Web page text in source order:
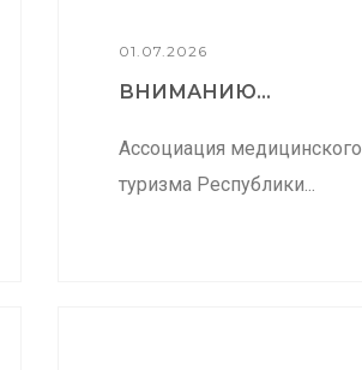
01.07.2026
ВНИМАНИЮ...
Ассоциация медицинского
туризма Республики...